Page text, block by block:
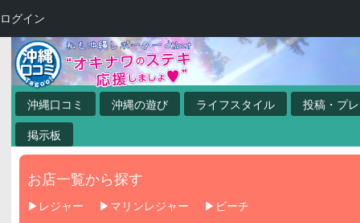
沖縄口コミ 沖縄の遊び ライフスタイル
投稿・プ
掲示板
お店一覧から探す
レジャー マリンレジャー ビーチ
ログイン